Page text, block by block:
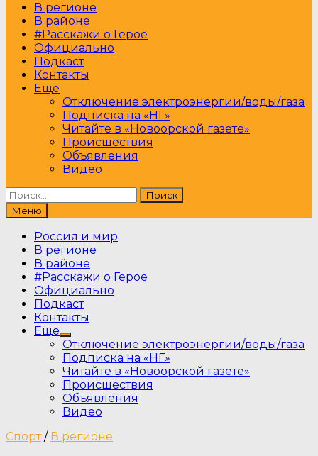
В регионе
В районе
#Расскажи о Герое
Официально
Подкаст
Контакты
Еще
Отключение электроэнергии/воды/газа
Подписка на «НГ»
Читайте в «Новоорской газете»
Происшествия
Объявления
Видео
Найти:
Меню
Россия и мир
В регионе
В районе
#Расскажи о Герое
Официально
Подкаст
Контакты
Еще
Show
sub
menu
Отключение электроэнергии/воды/газа
Подписка на «НГ»
Читайте в «Новоорской газете»
Происшествия
Объявления
Видео
Спорт/ В регионе